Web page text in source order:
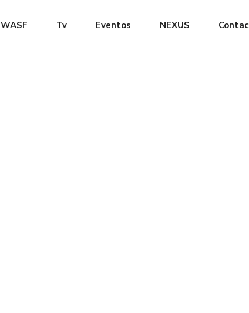
WASF Tv Eventos NEXUS